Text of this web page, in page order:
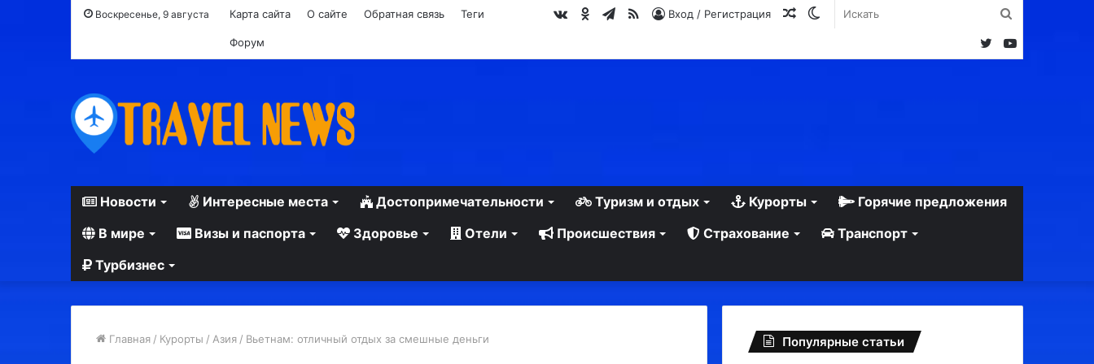
Воскресенье, 9 августа Карта сайта О сайте Обратная связь Теги
Форум
Switch
Случайная
Вход / Регистрация
RSS
Telegram
Одноклассники
vk.com
YouTube
Twitter
Новости Интересные места Достопримечательности Туризм и отдых Курорты
Горячие предложения
В мире
Визы и паспорта Здоровье Отели Происшествия Страхование
Транспорт
Турбизнес
Главная / Курорты / Азия / Вьетнам: отличный отдых за смешные деньги Популярные статьи